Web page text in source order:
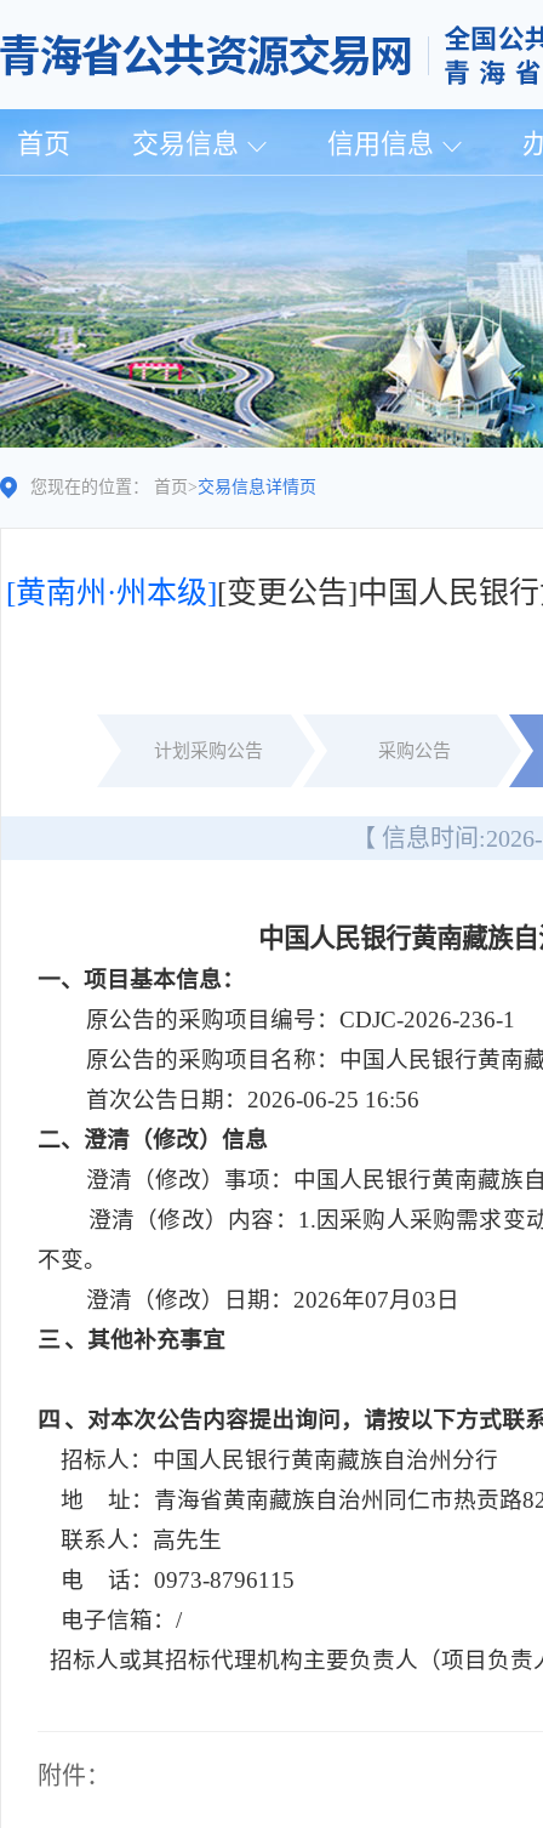
首页 交易信息 信用信息
您现在的位置： 首页 >交易信息详情页
[黄南州·州本级][变更公告]中国人民银
计划采购公告 采购公告
【 信息时间:
中国人民银行黄南藏族
一、项目基本信息：
原公告的采购项目编号：CDJC-2026-236-1
原公告的采购项目名称：中国人民银行黄南
首次公告日期：2026-06-25 16:56
二、澄清（修改）信息
澄清（修改）事项：中国人民银行黄南藏族
澄清（修改）内容：1.因采购人采购需求变
不变。
澄清（修改）日期：2026年07月03日
三、其他补充事宜
四 、对本次公告内容提出询问，请按以下方式联
招标人：中国人民银行黄南藏族自治州分行
地 址：青海省黄南藏族自治州同仁市热贡路
联系人：高先生
电 话：0973-8796115
电子信箱：/
招标人或其招标代理机构主要负责人（项目负责
附件：